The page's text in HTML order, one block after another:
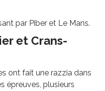
par Piber et Le Mans.
et Crans-
ont fait une razzia dans
épreuves, plusieurs